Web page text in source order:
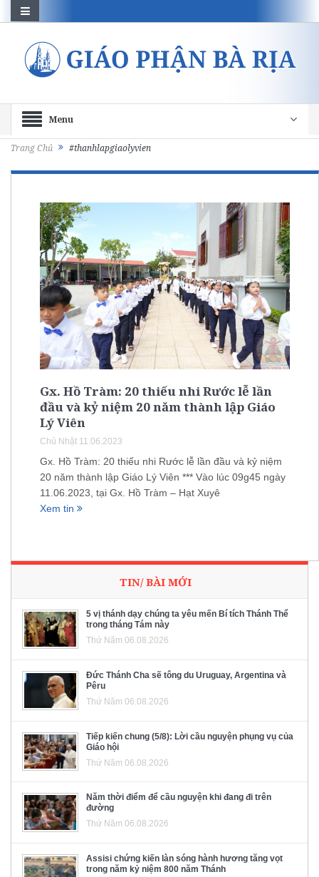
Menu
Trang Chủ #thanhlapgiaolyvien
Gx. Hồ Tràm: 20 thiếu nhi Rước lễ lần
đầu và kỷ niệm 20 năm thành lập Giáo
Lý Viên
Chủ Nhật 11.06.2023
Gx. Hồ Tràm: 20 thiếu nhi Rước lễ lần đầu và kỷ niệm
20 năm thành lập Giáo Lý Viên *** Vào lúc 09g45 ngày
11.06.2023, tại Gx. Hồ Tràm – Hạt Xuyê
Xem tin
TIN/ BÀI MỚI
5 vị thánh dạy chúng ta yêu mến Bí tích Thánh Thể
trong tháng Tám này
Thứ Năm 06.08.2026
Đức Thánh Cha sẽ tông du Uruguay, Argentina và
Pêru
Thứ Năm 06.08.2026
Tiếp kiến chung (5/8): Lời cầu nguyện phụng vụ của
Giáo hội
Thứ Năm 06.08.2026
Năm thời điểm để cầu nguyện khi đang đi trên
đường
Thứ Năm 06.08.2026
Assisi chứng kiến làn sóng hành hương tăng vọt
trong năm kỷ niệm 800 năm Thánh